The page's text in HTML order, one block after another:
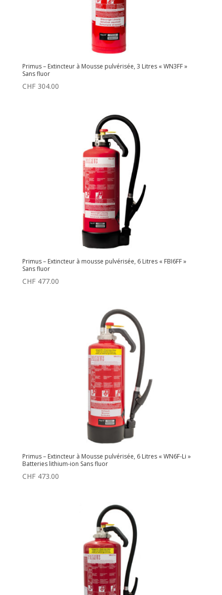
Primus – Extincteur à Mousse pulvérisée, 3 Litres « WN3FF »
Sans fluor
CHF304.00
Primus – Extincteur à mousse pulvérisée, 6 Litres « FBI6FF »
Sans fluor
CHF477.00
Primus – Extincteur à Mousse pulvérisée, 6 Litres « WN6F-Li »
Batteries lithium-ion Sans fluor
CHF473.00